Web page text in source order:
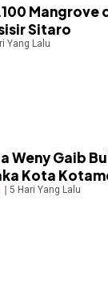
Sitaro
Yang Lalu
Weny Gaib
Kota
5 Hari Yang Lalu